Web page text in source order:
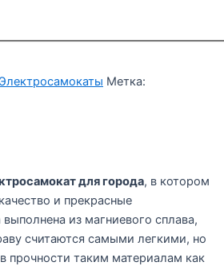
Электросамокаты Метка:
для города, в котором
и прекрасные
из магниевого сплава,
считаются самыми легкими, но
прочности таким материалам как